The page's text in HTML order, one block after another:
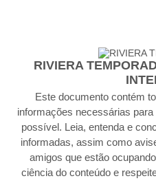
RIVIERA
Este documento contém
informações necessárias
possível. Leia, entenda e
informadas, assim como
amigos que estão
ciência do conteúdo e